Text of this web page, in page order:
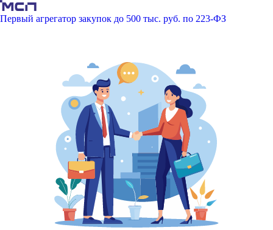
Первый агрегатор закупок до 500 тыс. руб. по 223-ФЗ